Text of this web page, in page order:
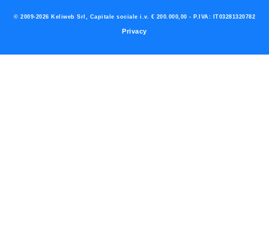
© 2009-2026 Keliweb Srl, Capitale sociale i.v. € 200.000,00 - P.IVA: IT03281320782
Privacy